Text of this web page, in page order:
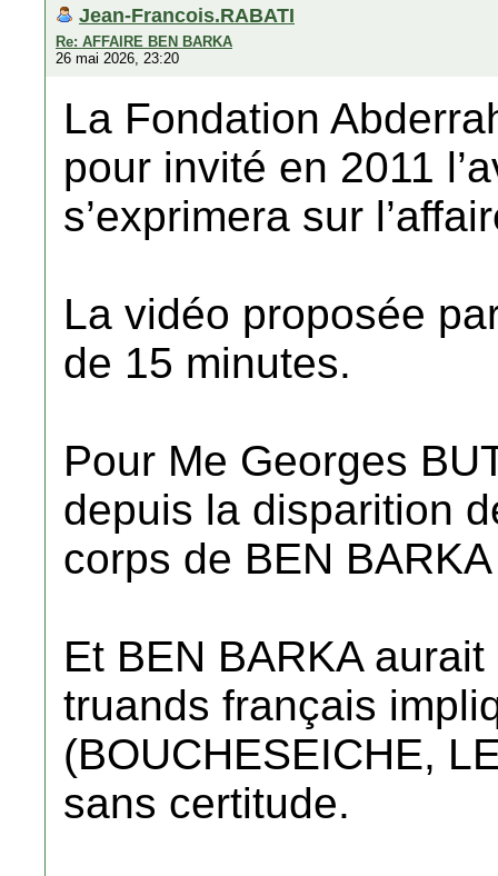
Jean-Francois.RABATI
Re: AFFAIRE BEN BARKA
26 mai 2026, 23:20
La Fondation
pour invité en 2011
s’exprimera sur
La vidéo proposée
de 15 minutes.
Pour Me Georges
depuis la disparition
corps de BEN
Et BEN BARKA
truands français
(BOUCHESEICHE,
sans certitude.